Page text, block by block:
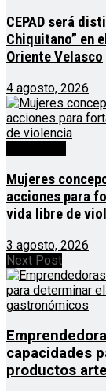
CEPAD será
Chiquitano” en
Oriente Velasco
4 agosto, 2026
Mujeres
acciones para
vida libre de
3 agosto, 2026
Next Post
capacidades
productos